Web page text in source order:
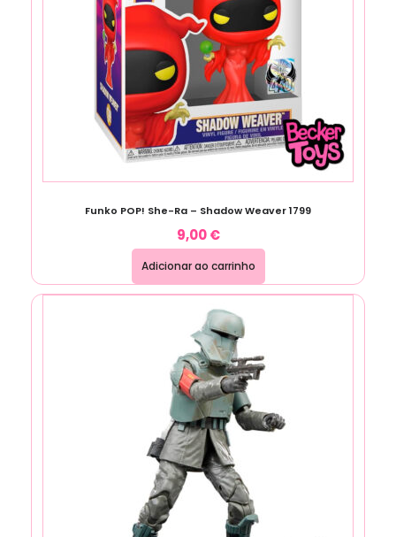
Funko POP! She-Ra – Shadow Weaver 1799
9,00€
Adicionar ao carrinho